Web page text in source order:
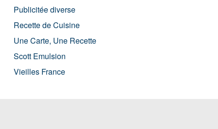
Publicitée diverse
Recette de Cuisine
Une Carte, Une Recette
Scott Emulsion
Vieilles France